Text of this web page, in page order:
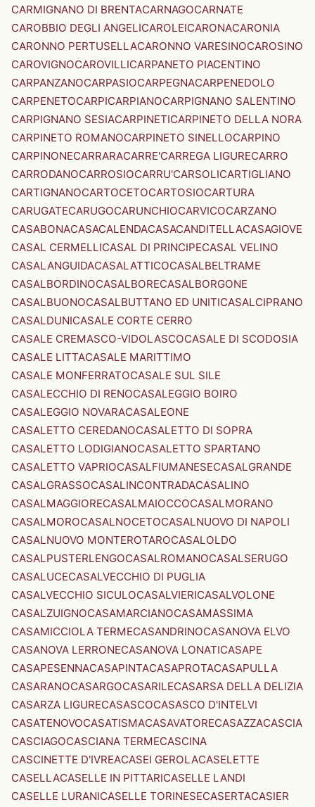
CARMIGNANO DI BRENTACARNAGOCARNATE
CAROBBIO DEGLI ANGELICAROLEICARONACARONIA
CARONNO PERTUSELLACARONNO VARESINOCAROSINO
CAROVIGNOCAROVILLICARPANETO PIACENTINO
CARPANZANOCARPASIOCARPEGNACARPENEDOLO
CARPENETOCARPICARPIANOCARPIGNANO SALENTINO
CARPIGNANO SESIACARPINETICARPINETO DELLA NORA
CARPINETO ROMANOCARPINETO SINELLOCARPINO
CARPINONECARRARACARRE'CARREGA LIGURECARRO
CARRODANOCARROSIOCARRU'CARSOLICARTIGLIANO
CARTIGNANOCARTOCETOCARTOSIOCARTURA
CARUGATECARUGOCARUNCHIOCARVICOCARZANO
CASABONACASACALENDACASACANDITELLACASAGIOVE
CASAL CERMELLICASAL DI PRINCIPECASAL VELINO
CASALANGUIDACASALATTICOCASALBELTRAME
CASALBORDINOCASALBORECASALBORGONE
CASALBUONOCASALBUTTANO ED UNITICASALCIPRANO
CASALDUNICASALE CORTE CERRO
CASALE CREMASCO-VIDOLASCOCASALE DI SCODOSIA
CASALE LITTACASALE MARITTIMO
CASALE MONFERRATOCASALE SUL SILE
CASALECCHIO DI RENOCASALEGGIO BOIRO
CASALEGGIO NOVARACASALEONE
CASALETTO CEREDANOCASALETTO DI SOPRA
CASALETTO LODIGIANOCASALETTO SPARTANO
CASALETTO VAPRIOCASALFIUMANESECASALGRANDE
CASALGRASSOCASALINCONTRADACASALINO
CASALMAGGIORECASALMAIOCCOCASALMORANO
CASALMOROCASALNOCETOCASALNUOVO DI NAPOLI
CASALNUOVO MONTEROTAROCASALOLDO
CASALPUSTERLENGOCASALROMANOCASALSERUGO
CASALUCECASALVECCHIO DI PUGLIA
CASALVECCHIO SICULOCASALVIERICASALVOLONE
CASALZUIGNOCASAMARCIANOCASAMASSIMA
CASAMICCIOLA TERMECASANDRINOCASANOVA ELVO
CASANOVA LERRONECASANOVA LONATICASAPE
CASAPESENNACASAPINTACASAPROTACASAPULLA
CASARANOCASARGOCASARILECASARSA DELLA DELIZIA
CASARZA LIGURECASASCOCASASCO D'INTELVI
CASATENOVOCASATISMACASAVATORECASAZZACASCIA
CASCIAGOCASCIANA TERMECASCINA
CASCINETTE D'IVREACASEI GEROLACASELETTE
CASELLACASELLE IN PITTARICASELLE LANDI
CASELLE LURANICASELLE TORINESECASERTACASIER